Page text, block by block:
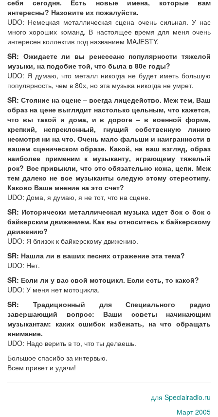
себя сегодня. Есть новые имена, которые вам
интересны? Назовите их пожалуйста.
UDO: Немецкая металлическая сцена очень сильная. У нас
много хороших команд. В настоящее время для меня очень
интересен коллектив под названием MAJESTY.
SR: Ожидаете ли вы ренессанс популярности тяжелой
музыки, на подобие той, что была в 80е годы?
UDO: Я думаю, что металл никогда не будет иметь большую
популярность, чем в 80х, но эта музыка никогда не умрет.
SR: Стояние на сцене – всегда лицедейство. Меж тем, Ваш
образ на цене выглядит настолько цельным, что кажется,
что вы такой и дома, и в дороге – в военной форме,
крепкий, непреклонный, гнущий собственную линию
несмотря ни на что. Очень мало фальши и наигранности в
вашем сценическом образе. Какой, на ваш взгляд, образ
наиболее применим к музыканту, играющему тяжелый
рок? Все привыкли, что это обязательно кожа, цепи. Меж
тем далеко не все музыканты следую этому стереотипу.
Каково Ваше мнение на это счет?
UDO: Дома, я думаю, я не тот, что на сцене.
SR: Исторически металлическая музыка идет бок о бок с
байкерским движением. Как вы относитесь к байкерскому
движению?
UDO: Я близок к байкерскому движению.
SR: Нашла ли в ваших песнях отражение эта тема?
UDO: Нет.
SR: Если ли у вас свой мотоцикл. Если есть, то какой?
UDO: У меня нет мотоцикла.
SR: Традиционный для Специального радио
завершающий вопрос: Ваши советы начинающим
музыкантам: каких ошибок избежать, на что обращать
внимание.
UDO: Надо верить в то, что ты делаешь.
Большое спасибо за интервью.
Всем привет и удачи!
для Specialradio.ru
Март 2005